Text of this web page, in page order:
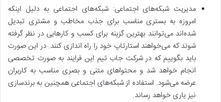
مدیریت شبکه‌های اجتماعی: شبکه‌های اجتماعی به دلیل اینکه
امروزه به بستری مناسب برای جذب مخاطب و مشتری تبدیل
شده‌اند می‌توانند بهترین گزینه برای کسب و کارهایی در نظر گرفته
شوند که می‌خواهند استارتاپ خود را راه اندازی کنند. در این صورت
باید بگوییم که در شرکت جاب تیم این فرایند به صورت تخصصی
انجام خواهد شد و محتواهای متنی و بصری مناسب به کاربران
عرضه می‌شود. استفاده از شبکه‌های اجتماعی همچنین به برندسازی
نیز یاری خواهد رساند.